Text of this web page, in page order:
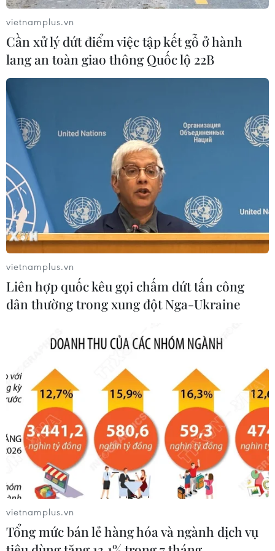
động và phúc lợi của nhà nước;
ngoài chi phí lương hưu tăng lên,
dân số già hơn sẽ cần nhiều hơn
nhu cầu về y tế.
(Vietnam+)
#Kinh tế bạc #Lương hưu Trung Quốc
Theo dõi VietnamPlus
TIN CÙNG CHUYÊN MỤC
Thái Lan: Xả súng gây thương vong
vietnamplus.vn
Cần xử lý dứt điểm việc tập kết gỗ ở hành
lang an toàn giao thông Quốc lộ 22B
vietnamplus.vn
Liên hợp quốc kêu gọi chấm dứt tấn công
dân thường trong xung đột Nga-Ukraine
vietnamplus.vn
Tổng mức bán lẻ hàng hóa và ngành dịch vụ